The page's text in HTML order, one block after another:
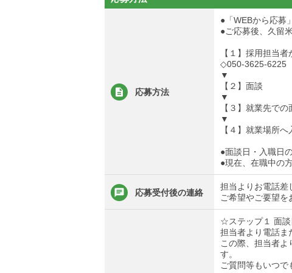
応募方法
●「WEBから応募
●ご応募後、久留
【１】採用担当
◇050-3625-6225
▼
【２】面談
▼
【３】就業先での
▼
【４】就業場所へ
●面談日・入職日
●現在、在職中の
応募受付後の連絡
担当よりお電話差
ご希望やご要望を
☆ステップ１ 面談
担当者より電話ま
この際、担当者
す。
ご質問等もいつで